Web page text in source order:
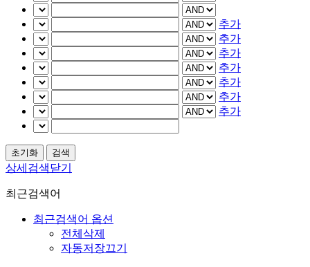
추가
추가
추가
추가
추가
추가
추가
상세검색닫기
최근검색어
최근검색어 옵션
전체삭제
자동저장끄기